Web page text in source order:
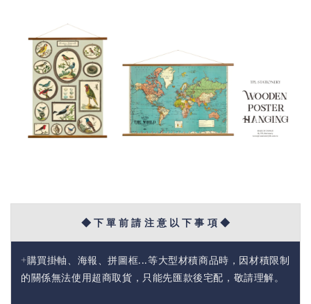
◆ 下 單 前 請 注 意 以 下 事 項 ◆
+購買掛軸、海報、拼圖框...等大型材積商品時，因材積限制
的關係無法使用超商取貨，只能先匯款後宅配，敬請理解。